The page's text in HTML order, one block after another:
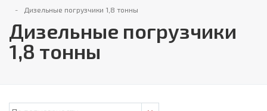
Дизельные погрузчики 1,8 тонны
Дизельные погрузчики
1,8 тонны